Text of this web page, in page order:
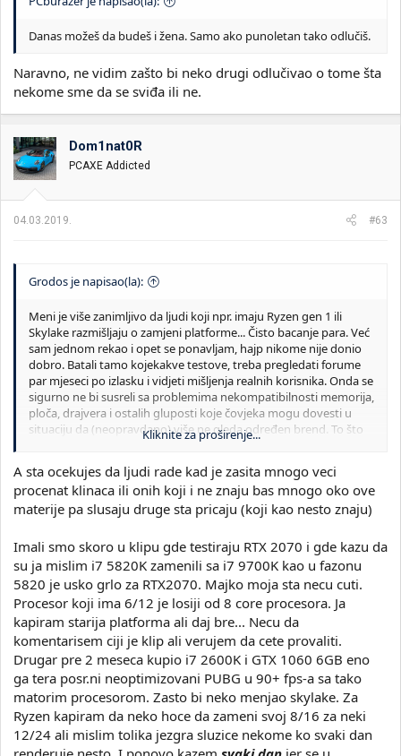
Danas možeš da budeš i žena. Samo ako punoletan tako odlučiš.
Naravno, ne vidim zašto bi neko drugi odlučivao o tome šta
nekome sme da se sviđa ili ne.
Dom1nat0R
PCAXE Addicted
04.03.2019. #63
Grodos je napisao(la):
Meni je više zanimljivo da ljudi koji npr. imaju Ryzen gen 1 ili
Skylake razmišljaju o zamjeni platforme... Čisto bacanje para. Već
sam jednom rekao i opet se ponavljam, hajp nikome nije donio
dobro. Batali tamo kojekakve testove, treba pregledati forume
par mjeseci po izlasku i vidjeti mišljenja realnih korisnika. Onda se
sigurno ne bi susreli sa problemima nekompatibilnosti memorija,
ploča, drajvera i ostalih gluposti koje čovjeka mogu dovesti u
situaciju da (neopravdano) više ne gleda određen brend. To što
oni svakih 6 mjeseci izbacuju "novi" proizvod prolazi upravo zbog
ili Skylake za Ryzen 3 ili kako god se zove nova Intel platforma jer
jednostavno NEMA POTREBE! Što se mene tiče samo neka ih
štancaju ali bezveznim hajpom ih štancaju po visokoj cijeni!! Oni
trčimo pred rudu cijene bi bile mnogo korektnije. Ovako svi
"vrište performanse" a na kraju do 15% realnog ubrzanja. Možda
i manje kada se uračuna nova(veća) cijena.
Sve me ovo podsjeća na
Kliknite za proširenje...
A sta ocekujes da ljudi rade kad je zasita mnogo veci
procenat klinaca ili onih koji i ne znaju bas mnogo oko ove
materije pa slusaju druge sta pricaju (koji kao nesto znaju)
Imali smo skoro u klipu gde testiraju RTX 2070 i gde kazu da
su ja mislim i7 5820K zamenili sa i7 9700K kao u fazonu
5820 je usko grlo za RTX2070. Majko moja sta necu cuti.
Procesor koji ima 6/12 je losiji od 8 core procesora. Ja
kapiram starija platforma ali daj bre... Necu da
komentarisem ciji je klip ali verujem da cete provaliti.
Drugar pre 2 meseca kupio i7 2600K i GTX 1060 6GB eno
ga tera posr.ni neoptimizovani PUBG u 90+ fps-a sa tako
matorim procesorom. Zasto bi neko menjao skylake. Za
Ryzen kapiram da neko hoce da zameni svoj 8/16 za neki
12/24 ali mislim tolika jezgra sluzice nekome ko svaki dan